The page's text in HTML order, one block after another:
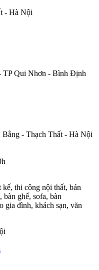
- Hà Nội
TP Qui Nhơn - Bình Định
- Thạch Thất - Hà Nội
thi công nội thất, bán
ghế, sofa, bàn
gia đình, khách sạn, văn